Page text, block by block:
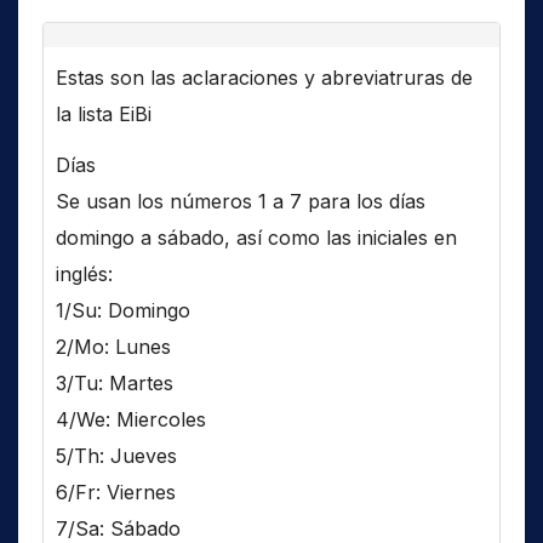
Estas son las aclaraciones y abreviatruras de
la lista EiBi
Días
Se usan los números 1 a 7 para los días
domingo a sábado, así como las iniciales en
inglés:
1/Su: Domingo
2/Mo: Lunes
3/Tu: Martes
4/We: Miercoles
5/Th: Jueves
6/Fr: Viernes
7/Sa: Sábado